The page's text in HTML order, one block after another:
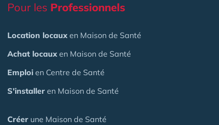
Pour les Professionnels
Location locaux en Maison de Santé
Achat locaux en Maison de Santé
Emploi en Centre de Santé
S'installer en Maison de Santé
Créer une Maison de Santé